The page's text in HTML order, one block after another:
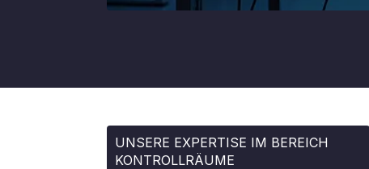
UNSERE EXPERTISE IM BEREICH
KONTROLLRÄUME